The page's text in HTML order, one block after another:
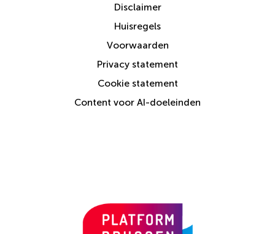
Disclaimer
Huisregels
Voorwaarden
Privacy statement
Cookie statement
Content voor AI-doeleinden